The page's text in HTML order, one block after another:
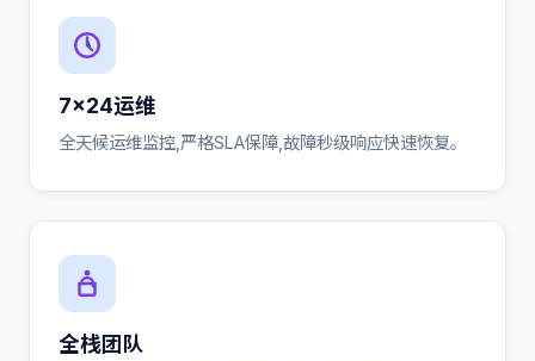
7×24运维
全天候运维监控,严格SLA保障,故障秒级响应快速恢复。
全栈团队